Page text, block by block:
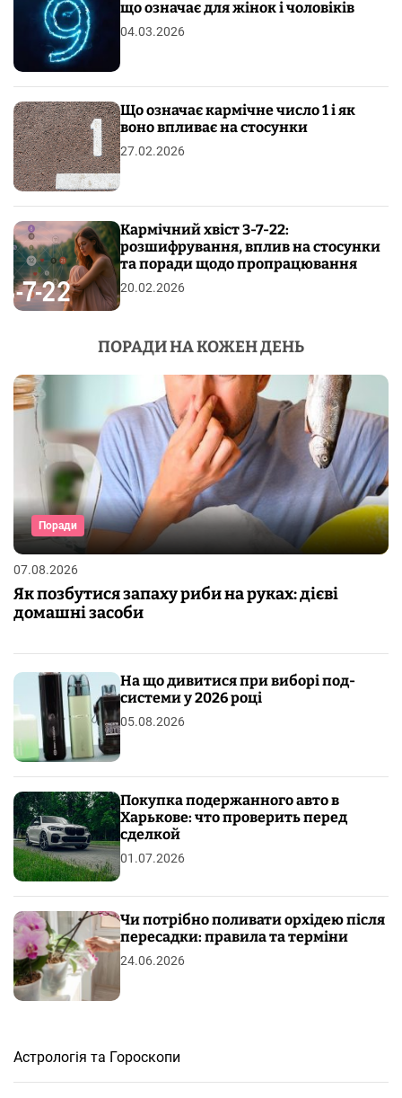
що означає для жінок і чоловіків
04.03.2026
Що означає кармічне число 1 і як
воно впливає на стосунки
27.02.2026
Кармічний хвіст 3-7-22:
розшифрування, вплив на стосунки
та поради щодо пропрацювання
20.02.2026
ПОРАДИ НА КОЖЕН ДЕНЬ
Поради
07.08.2026
Як позбутися запаху риби на руках: дієві
домашні засоби
На що дивитися при виборі под-
системи у 2026 році
05.08.2026
Покупка подержанного авто в
Харькове: что проверить перед
сделкой
01.07.2026
Чи потрібно поливати орхідею після
пересадки: правила та терміни
24.06.2026
Астрологія та Гороскопи